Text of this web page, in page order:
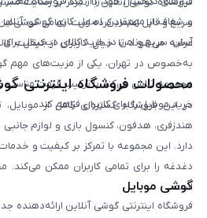
و شفاف از مهم‌ترین اصول کاری گوشی
آسان، سریع و امن در خرید کالای دیجیتال برای
سریع و قابل اعتماد کرده است. تمامی گوشی‌ها
عرضه می‌شوند تا خیال کاربران از کیفیت
به‌خصوص در تهران، یکی از مزیت‌های مهم
مجموعه تلاش می‌کند با ترکیب قیمت مناسب
خرید موبایل را برای کاربران فراهم کند.
محصولات فروشگاه اینترنتی
در این فروشگاه گستره‌ای کامل از
هندزفری، هدفون، کنسول بازی و لوازم جانبی
دارد. این مجموعه با تمرکز بر کیفیت و
دغدغه را برای تمامی کاربران ممکن می‌کند.
است:
گوشی موبایل
فروشگاه اینترنتی گوشی آنلاین